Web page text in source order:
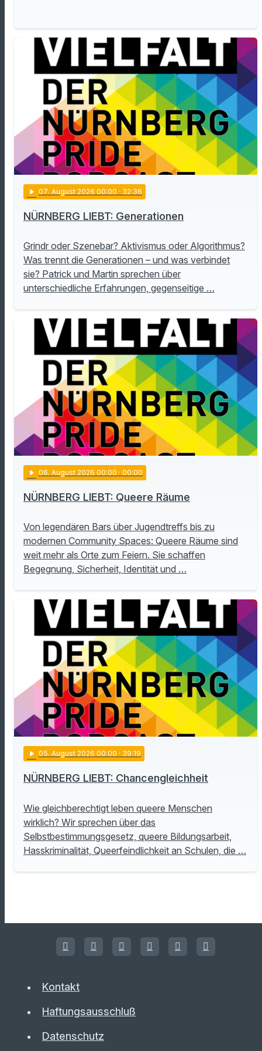
play_arrow 07. August 2026 00:00 · 32:36
NÜRNBERG LIEBT: Generationen
Grindr oder Szenebar? Aktivismus oder Algorithmus?
Was trennt die Generationen – und was verbindet
sie? Patrick und Martin sprechen über
unterschiedliche Erfahrungen, gegenseitige …
play_arrow 06. August 2026 00:00 · 00:00
NÜRNBERG LIEBT: Queere Räume
Von legendären Bars über Jugendtreffs bis zu
modernen Community Spaces: Queere Räume sind
weit mehr als Orte zum Feiern. Sie schaffen
Begegnung, Sicherheit, Identität und …
play_arrow 05. August 2026 00:00 · 39:19
NÜRNBERG LIEBT: Chancengleichheit
Wie gleichberechtigt leben queere Menschen
wirklich? Wir sprechen über das
Selbstbestimmungsgesetz, queere Bildungsarbeit,
Hasskriminalität, Queerfeindlichkeit an Schulen, die …
Kontakt
Haftungsausschluß
Datenschutz